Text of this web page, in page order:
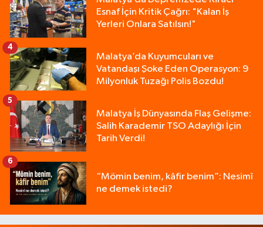
Esnaf İçin Kritik Çağrı: "Kalan İş
Yerleri Onlara Satılsın!"
Malatya’da Kuyumcuları ve
Vatandaşı Şoke Eden Operasyon: 9
Milyonluk Tuzağı Polis Bozdu!
4
Malatya İş Dünyasında Flaş Gelişme:
Salih Karademir TSO Adaylığı İçin
Tarih Verdi!
5
“Mömin benim, kâfir benim”: Nesimî
ne demek istedi?
6